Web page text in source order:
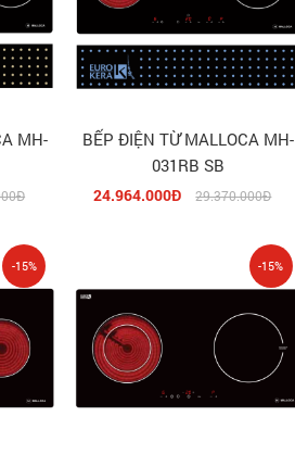
MH-
BẾP ĐIỆN TỪ MALLOCA MH-
031RB SB
24.964.000Đ 29.370.000Đ
-15% -15%